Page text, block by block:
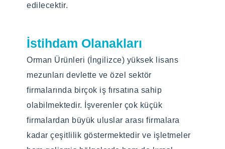
edilecektir.
İstihdam Olanakları
Orman Ürünleri (İngilizce) yüksek lisans
mezunları devlette ve özel sektör
firmalarında birçok iş fırsatına sahip
olabilmektedir. İşverenler çok küçük
firmalardan büyük uluslar arası firmalara
kadar çeşitlilik göstermektedir ve işletmeler
of a tree, which we call “the life cycle”,
seed, growing and managing forests in a
raw material into different products and
disposal of these products at the end of their
with the involvement of researchers coming